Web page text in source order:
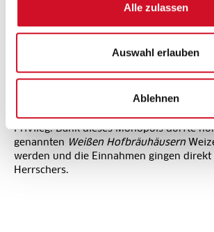
Alle zulassen
Auswahl erlauben
Ablehnen
Schon gewusst...?
Das Brauen von Weizenbier war in
(zwischen 1602 und 1872) ein
Privileg. Dank dieses Monopols durfte
genannten Weißen Hofbräuhäusern
werden und die Einnahmen gingen direkt
Herrschers.